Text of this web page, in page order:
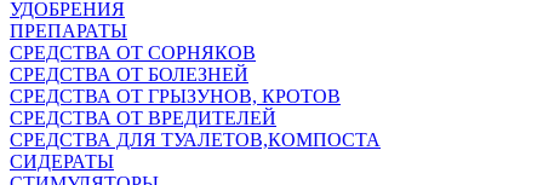
УДОБРЕНИЯ
ПРЕПАРАТЫ
СРЕДСТВА ОТ СОРНЯКОВ
СРЕДСТВА ОТ БОЛЕЗНЕЙ
СРЕДСТВА ОТ ГРЫЗУНОВ, КРОТОВ
СРЕДСТВА ОТ ВРЕДИТЕЛЕЙ
СРЕДСТВА ДЛЯ ТУАЛЕТОВ,КОМПОСТА
СИДЕРАТЫ